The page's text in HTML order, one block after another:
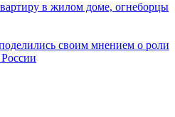
в жилом доме, огнеборцы
своим мнением о роли